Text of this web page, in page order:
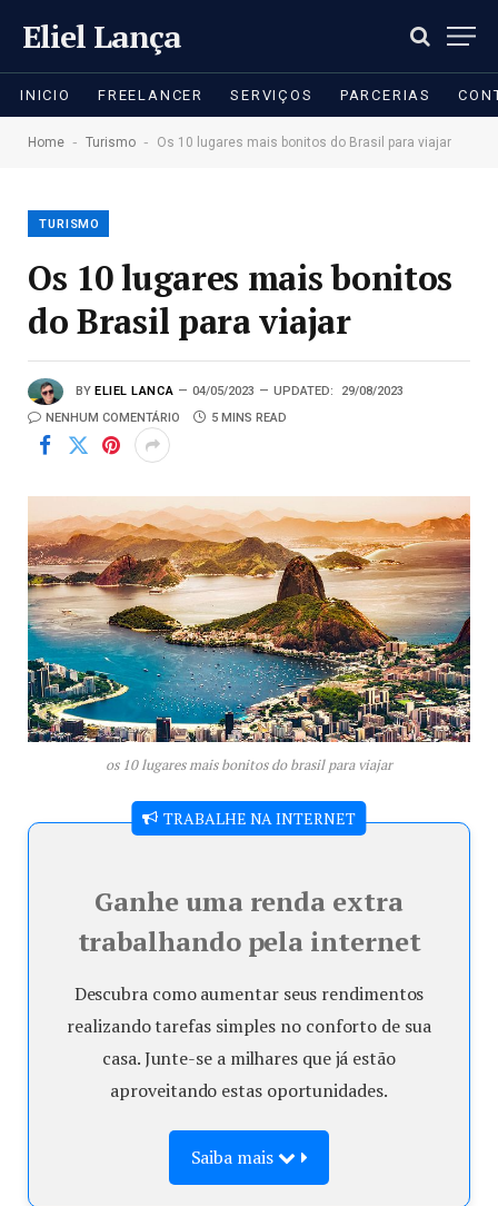
Eliel Lança
INICIO FREELANCER SERVIÇOS PARCERIAS
Home - Turismo - Os 10 lugares mais bonitos do Brasil para viajar
TURISMO
Os 10 lugares mais bonitos
do Brasil para viajar
BY ELIEL LANCA 04/05/2023 UPDATED:
29/08/2023
NENHUM COMENTÁRIO
5 MINS READ
os 10 lugares mais bonitos do brasil para viajar
TRABALHE NA INTERNET
Ganhe uma renda extra
trabalhando pela internet
Descubra como aumentar seus rendimentos
realizando tarefas simples no conforto de sua
casa. Junte-se a milhares que já estão
aproveitando estas oportunidades.
Saiba mais